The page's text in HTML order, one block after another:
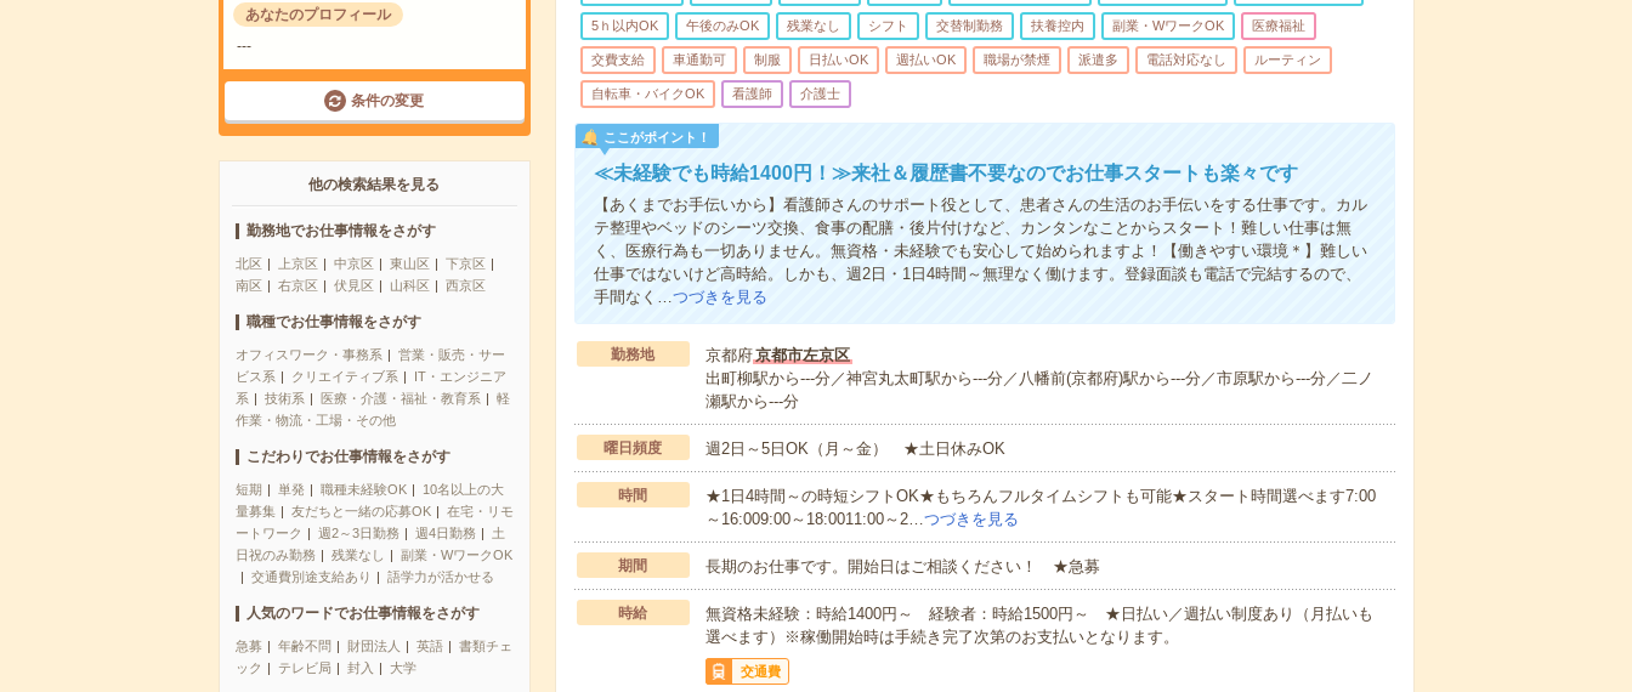
あなたのプロフィール
---
条件の変更
他の検索結果を見る
勤務地でお仕事情報をさがす
北区 上京区 中京区 東山区
下京区
南区
右京区 伏見区 山科区 西京区
職種でお仕事情報をさがす
オフィスワーク・事務系
営業・販売・サー
ビス系
クリエイティブ系
IT・エンジニア
系
技術系 医療・介護・福祉・教育系
軽
作業・物流・工場・その他
こだわりでお仕事情報をさがす
短期 単発 職種未経験OK
10名以上の大
量募集
友だちと一緒の応募OK
在宅・リモ
ートワーク
週2～3日勤務 週4日勤務
土
日祝のみ勤務
残業なし
副業・WワークOK
交通費別途支給あり
語学力が活かせる
人気のワードでお仕事情報をさがす
急募 年齢不問 財団法人 英語
書類チェ
ック
テレビ局 封入 大学
5ｈ以内OK 午後のみOK 残業なし シフト 交替制勤務 扶養控内 副業・WワークOK 医療福祉
交費支給 車通勤可 制服 日払いOK 週払いOK 職場が禁煙 派遣多 電話対応なし ルーティン
自転車・バイクOK 看護師 介護士
ここがポイント！
≪未経験でも時給1400円！≫来社＆履歴書不要なのでお仕事スタートも楽々です
【あくまでお手伝いから】看護師さんのサポート役として、患者さんの生活のお手伝いをする仕事です。カル
テ整理やベッドのシーツ交換、食事の配膳・後片付けなど、カンタンなことからスタート！難しい仕事は無
く、医療行為も一切ありません。無資格・未経験でも安心して始められますよ！【働きやすい環境＊】難しい
仕事ではないけど高時給。しかも、週2日・1日4時間～無理なく働けます。登録面談も電話で完結するので、
手間なく…つづきを見る
勤務地 京都府京都市左京区
出町柳駅から---分／神宮丸太町駅から---分／八幡前(京都府)駅から---分／市原駅から---分／二ノ
瀬駅から---分
曜日頻度 週2日～5日OK（月～金） ★土日休みOK
時間
★1日4時間～の時短シフトOK★もちろんフルタイムシフトも可能★スタート時間選べます7:00
～16:009:00～18:0011:00～2…つづきを見る
期間 長期のお仕事です。開始日はご相談ください！ ★急募
時給
無資格未経験：時給1400円～ 経験者：時給1500円～ ★日払い／週払い制度あり（月払いも
選べます）※稼働開始時は手続き完了次第のお支払いとなります。
交通費